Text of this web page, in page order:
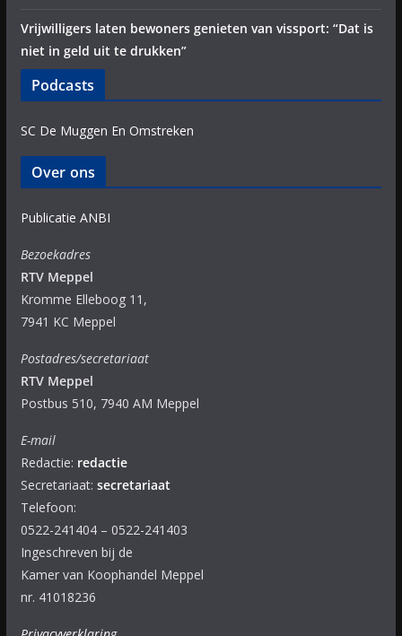
Vrijwilligers laten bewoners genieten van vissport: “Dat is
niet in geld uit te drukken”
Podcasts
SC De Muggen En Omstreken
Over ons
Publicatie ANBI
Bezoekadres
RTV Meppel
Kromme Elleboog 11,
7941 KC Meppel
Postadres/secretariaat
RTV Meppel
Postbus 510, 7940 AM Meppel
E-mail
Redactie: redactie
Secretariaat: secretariaat
Telefoon:
0522-241404 – 0522-241403
Ingeschreven bij de
Kamer van Koophandel Meppel
nr. 41018236